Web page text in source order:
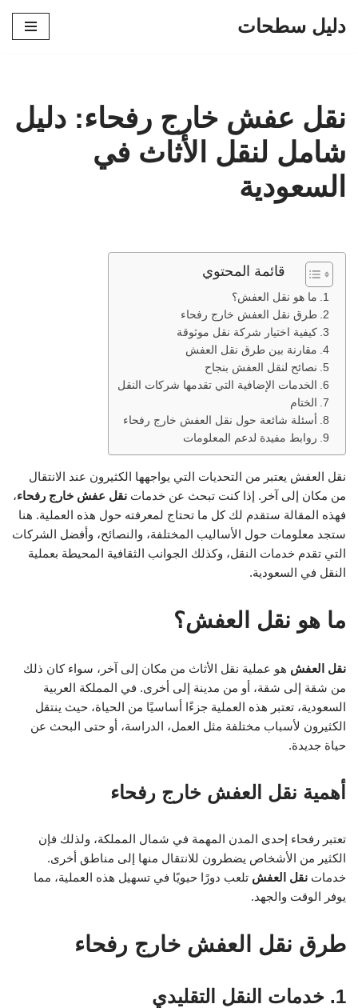
دليل سطحات
نقل عفش خارج رفحاء: دليل
شامل لنقل الأثاث في
السعودية
قائمة المحتوي
ما هو نقل العفش؟
طرق نقل العفش خارج رفحاء
كيفية اختيار شركة نقل موثوقة
مقارنة بين طرق نقل العفش
نصائح لنقل العفش بنجاح
الخدمات الإضافية التي تقدمها شركات النقل
الختام
أسئلة شائعة حول نقل العفش خارج رفحاء
روابط مفيدة لدعم المعلومات
نقل العفش يعتبر من التحديات التي يواجهها الكثيرون عند الانتقال
من مكان إلى آخر. إذا كنت تبحث عن خدمات نقل عفش خارج رفحاء،
فهذه المقالة ستقدم لك كل ما تحتاج لمعرفته حول هذه العملية. هنا
ستجد معلومات حول الأساليب المختلفة، والنصائح، وأفضل الشركات
التي تقدم خدمات النقل، وكذلك الجوانب الثقافية المحيطة بعملية
النقل في السعودية.
ما هو نقل العفش؟
نقل العفش هو عملية نقل الأثاث من مكان إلى آخر، سواء كان ذلك
من شقة إلى شقة، أو من مدينة إلى أخرى. في المملكة العربية
السعودية، تعتبر هذه العملية جزءًا أساسيًا من الحياة، حيث ينتقل
الكثيرون لأسباب مختلفة مثل العمل، الدراسة، أو حتى البحث عن
حياة جديدة.
أهمية نقل العفش خارج رفحاء
تعتبر رفحاء إحدى المدن المهمة في شمال المملكة، ولذلك فإن
الكثير من الأشخاص يضطرون للانتقال منها إلى مناطق أخرى.
خدمات نقل العفش تلعب دورًا حيويًا في تسهيل هذه العملية، مما
يوفر الوقت والجهد.
طرق نقل العفش خارج رفحاء
1. خدمات النقل التقليدي